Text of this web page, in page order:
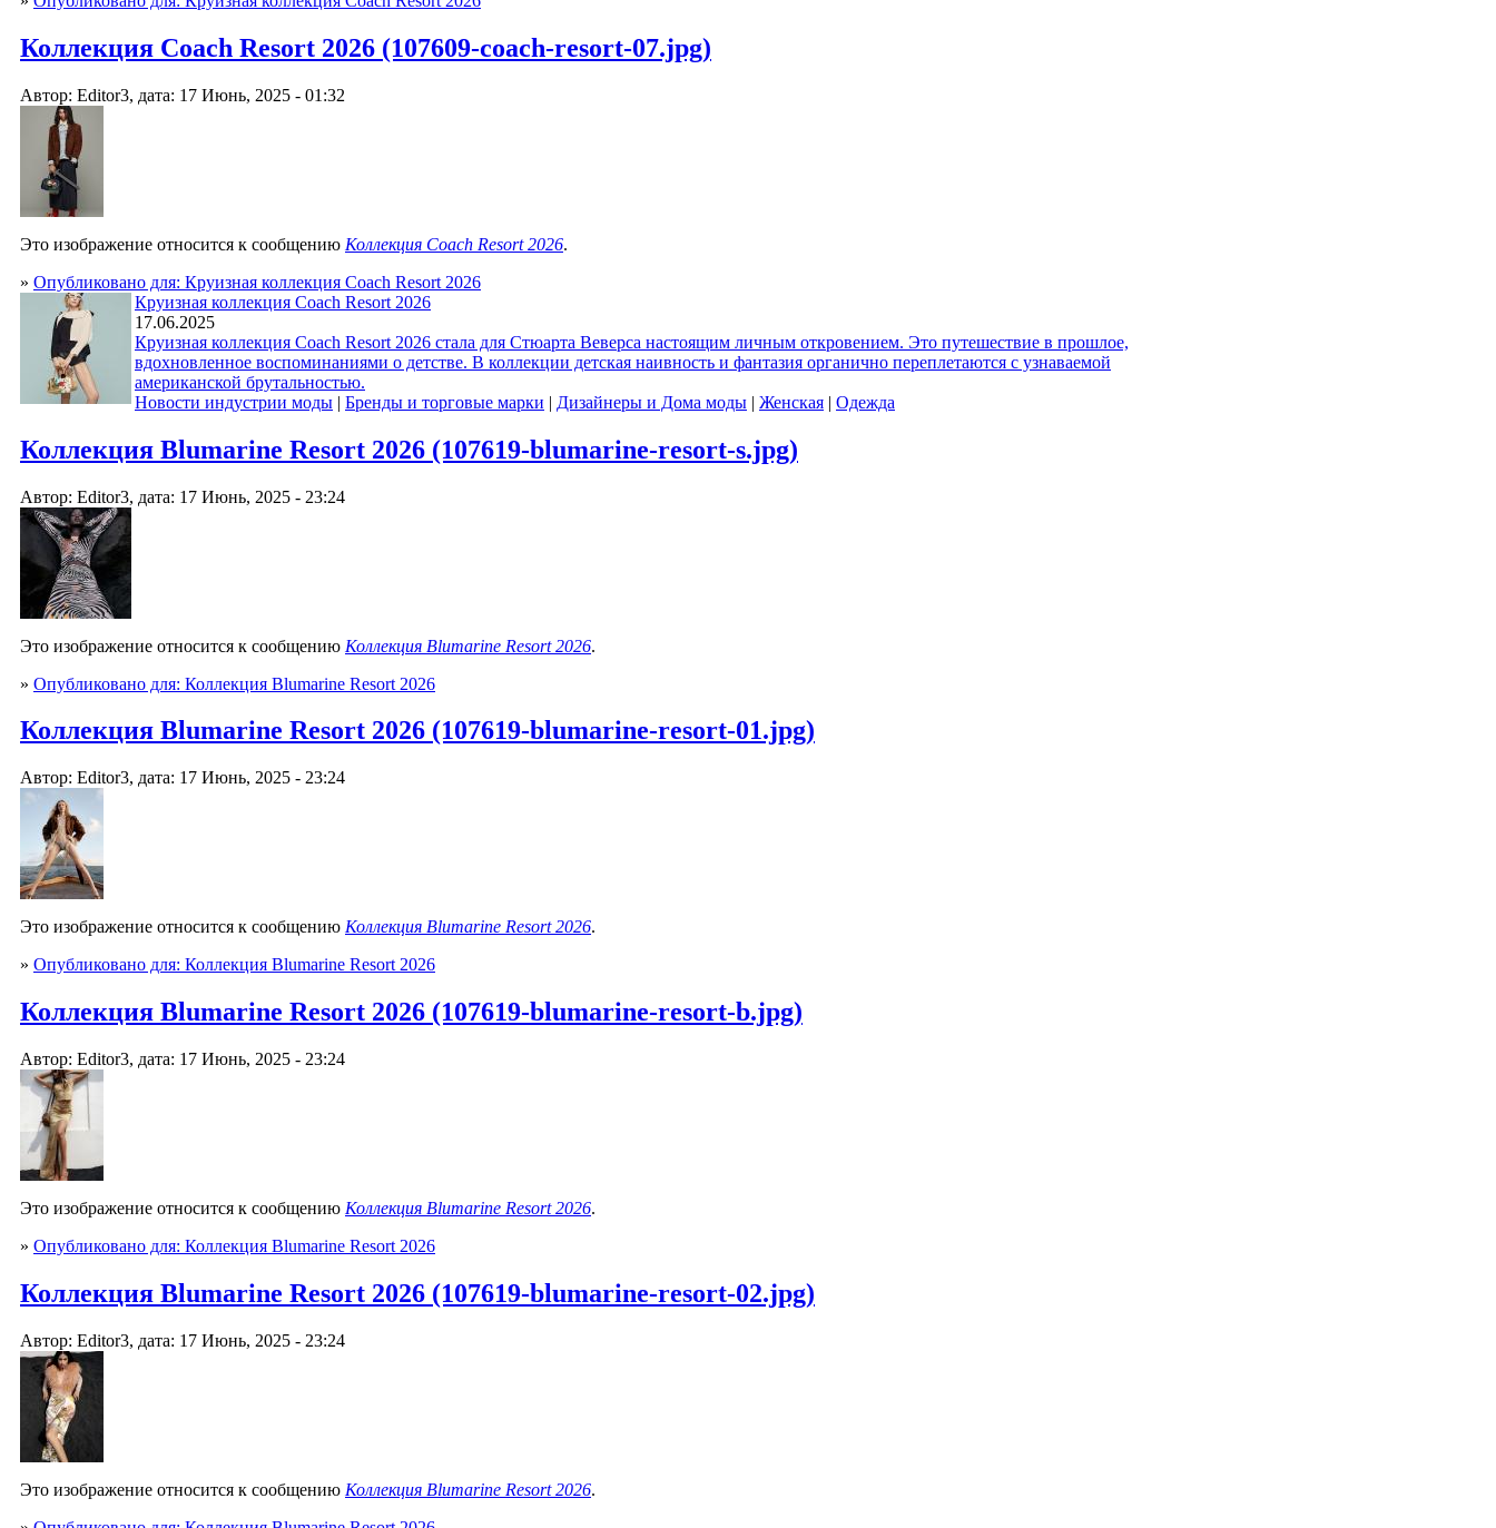
Коллекция Coach Resort 2026 (107609-coach-resort-07.jpg)
Автор: Editor3, дата: 17 Июнь, 2025 - 01:32
Это изображение относится к сообщению Коллекция Coach Resort 2026.
» Опубликовано для: Круизная коллекция Coach Resort 2026
Круизная коллекция Coach Resort 2026
17.06.2025
Круизная коллекция Coach Resort 2026 стала для Стюарта Веверса настоящим личным откровением. Это путешествие в прошлое,
вдохновленное воспоминаниями о детстве. В коллекции детская наивность и фантазия органично переплетаются с узнаваемой
американской брутальностью.
Новости индустрии моды | Бренды и торговые марки | Дизайнеры и Дома моды | Женская | Одежда
Коллекция Blumarine Resort 2026 (107619-blumarine-resort-s.jpg)
Автор: Editor3, дата: 17 Июнь, 2025 - 23:24
Это изображение относится к сообщению Коллекция Blumarine Resort 2026.
» Опубликовано для: Коллекция Blumarine Resort 2026
Коллекция Blumarine Resort 2026 (107619-blumarine-resort-01.jpg)
Автор: Editor3, дата: 17 Июнь, 2025 - 23:24
Это изображение относится к сообщению Коллекция Blumarine Resort 2026.
» Опубликовано для: Коллекция Blumarine Resort 2026
Коллекция Blumarine Resort 2026 (107619-blumarine-resort-b.jpg)
Автор: Editor3, дата: 17 Июнь, 2025 - 23:24
Это изображение относится к сообщению Коллекция Blumarine Resort 2026.
» Опубликовано для: Коллекция Blumarine Resort 2026
Коллекция Blumarine Resort 2026 (107619-blumarine-resort-02.jpg)
Автор: Editor3, дата: 17 Июнь, 2025 - 23:24
Это изображение относится к сообщению Коллекция Blumarine Resort 2026.